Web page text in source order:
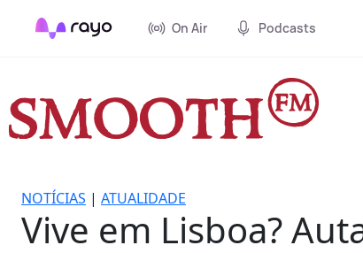
On Air Podcasts
NOTÍCIAS | ATUALIDADE
Vive em Lisboa?